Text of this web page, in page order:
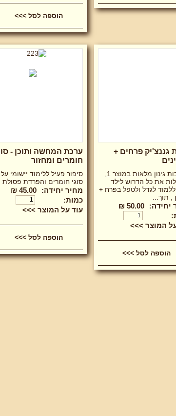
גננצ'יק פרחים +
את כל הדרוש לילד
ללמוד לגדל ולטפל בפרח +
, תוך...
יחידה:
50.00 ₪
המוצר >>>
ערכת המחשה ותוכן -
חומרים ומחזור
סיפור פעיל ללימוד יישומי על
סוגי חומרים והפרדת פסולת
מחיר יחידה:
45.00 ₪
כמות:
עוד על המוצר >>>